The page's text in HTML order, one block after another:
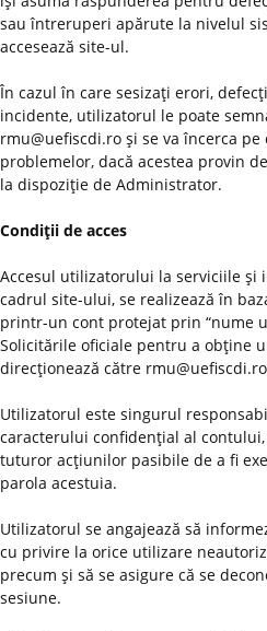
sau întreruperi apărute la nivelul
accesează site-ul.
În cazul în care sesizaţi erori,
incidente, utilizatorul le poate
rmu@uefiscdi.ro şi se va încerca
problemelor, dacă acestea provin
la dispoziţie de Administrator.
Condiţii de acces
Accesul utilizatorului la serviciile şi
cadrul site-ului, se realizează în
printr-un cont protejat prin “nume
Solicitările oficiale pentru a obţine
direcţionează către
Utilizatorul este singurul
caracterului confidenţial al
tuturor acţiunilor pasibile de a fi
parola acestuia.
Utilizatorul se angajează să
cu privire la orice utilizare
precum şi să se asigure că se
sesiune.